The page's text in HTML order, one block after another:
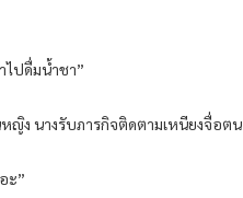
ไปดื่มน้ำชา”
ญิง นางรับภารกิจติดตามเหนียงจื่อตน
ะ”